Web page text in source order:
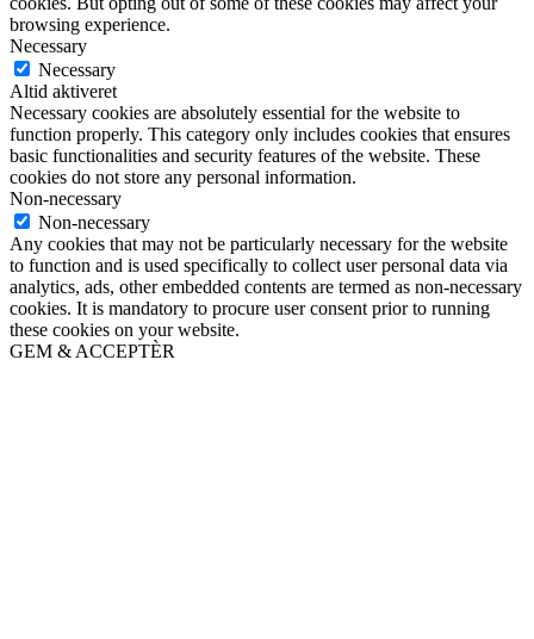
browsing experience.
Necessary
Necessary
Altid aktiveret
Necessary cookies are absolutely essential for the website to
function properly. This category only includes cookies that ensures
basic functionalities and security features of the website. These
cookies do not store any personal information.
Non-necessary
Non-necessary
Any cookies that may not be particularly necessary for the website
to function and is used specifically to collect user personal data via
analytics, ads, other embedded contents are termed as non-necessary
cookies. It is mandatory to procure user consent prior to running
these cookies on your website.
GEM & ACCEPTÈR